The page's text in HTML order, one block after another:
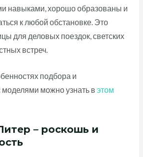
навыками, хорошо образованы и
к любой обстановке. Это
для деловых поездок, светских
встреч.
подбора и
моделями можно узнать в этом
– роскошь и